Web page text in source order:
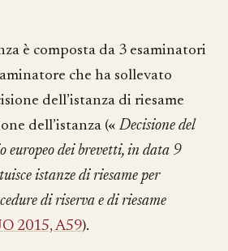
è composta da 3 esaminatori
che ha sollevato
dell’istanza di riesame
dell’istanza («Decisione del
europeo dei brevetti, in data 9
istanze di riesame per
di riserva e di riesame
2015, A59).